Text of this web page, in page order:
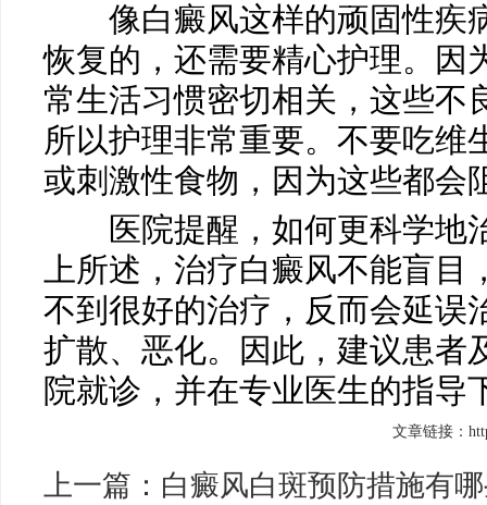
像白癜风这样的顽固性疾
恢复的，还需要精心护理。因
常生活习惯密切相关，这些不
所以护理非常重要。不要吃维
或刺激性食物，因为这些都会
医院提醒，如何更科学地
上所述，治疗白癜风不能盲
不到很好的治疗，反而会延误
扩散、恶化。因此，建议患者
院就诊，并在专业医生的指导
文章链接：
上一篇： 白癜风白斑预防措施有